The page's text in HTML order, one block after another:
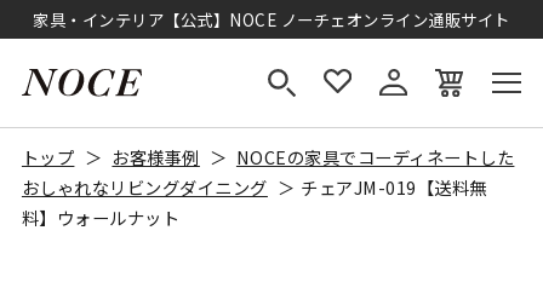
家具・インテリア【公式】NOCE ノーチェオンライン通販サイト
トップ お客様事例
NOCEの家具でコーディネートした
おしゃれなリビングダイニング
チェアJM-019【送料無
料】ウォールナット